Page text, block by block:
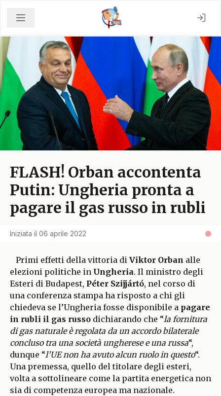
FLASH! Orban accontenta
Putin: Ungheria pronta a
pagare il gas russo in rubli
Iniziata il 06 aprile 2022
Primi effetti della vittoria di Viktor Orban alle
elezioni politiche in Ungheria. Il ministro degli
Esteri di Budapest, Péter Szijjártó, nel corso di
una conferenza stampa ha risposto a chi gli
chiedeva se l’Ungheria fosse disponibile a pagare
in rubli il gas russo dichiarando che “la fornitura
di gas naturale è regolata da un accordo bilaterale
concluso tra una società ungherese e una russa“,
dunque “l’UE non ha avuto alcun ruolo in questo“.
Una premessa, quello del titolare degli esteri,
volta a sottolineare come la partita energetica non
sia di competenza europea ma nazionale.